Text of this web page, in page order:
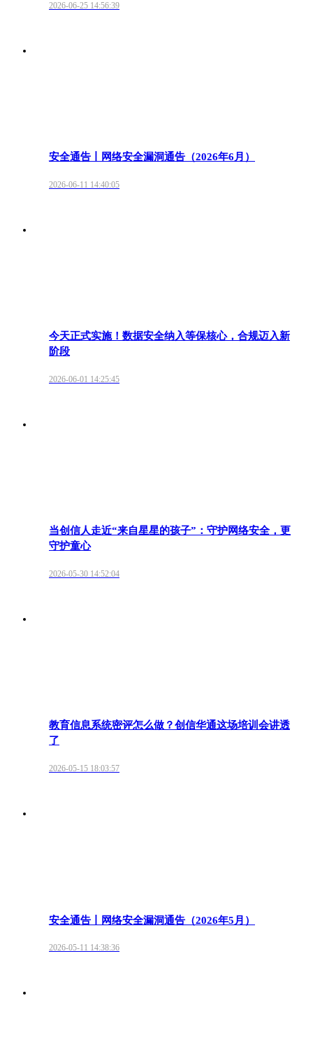
2026-06-25 14:56:39
安全通告丨网络安全漏洞通告（2026年6月）
2026-06-11 14:40:05
今天正式实施！数据安全纳入等保核心，合规迈入新
阶段
2026-06-01 14:25:45
当创信人走近“来自星星的孩子”：守护网络安全，更
守护童心
2026-05-30 14:52:04
教育信息系统密评怎么做？创信华通这场培训会讲透
了
2026-05-15 18:03:57
安全通告丨网络安全漏洞通告（2026年5月）
2026-05-11 14:38:36